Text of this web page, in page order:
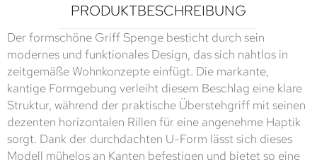
PRODUKTBESCHREIBUNG
Der formschöne Griff Spenge besticht durch sein
modernes und funktionales Design, das sich nahtlos in
zeitgemäße Wohnkonzepte einfügt. Die markante,
kantige Formgebung verleiht diesem Beschlag eine klare
Struktur, während der praktische Überstehgriff mit seinen
dezenten horizontalen Rillen für eine angenehme Haptik
sorgt. Dank der durchdachten U-Form lässt sich dieses
Modell mühelos an Kanten befestigen und bietet so eine